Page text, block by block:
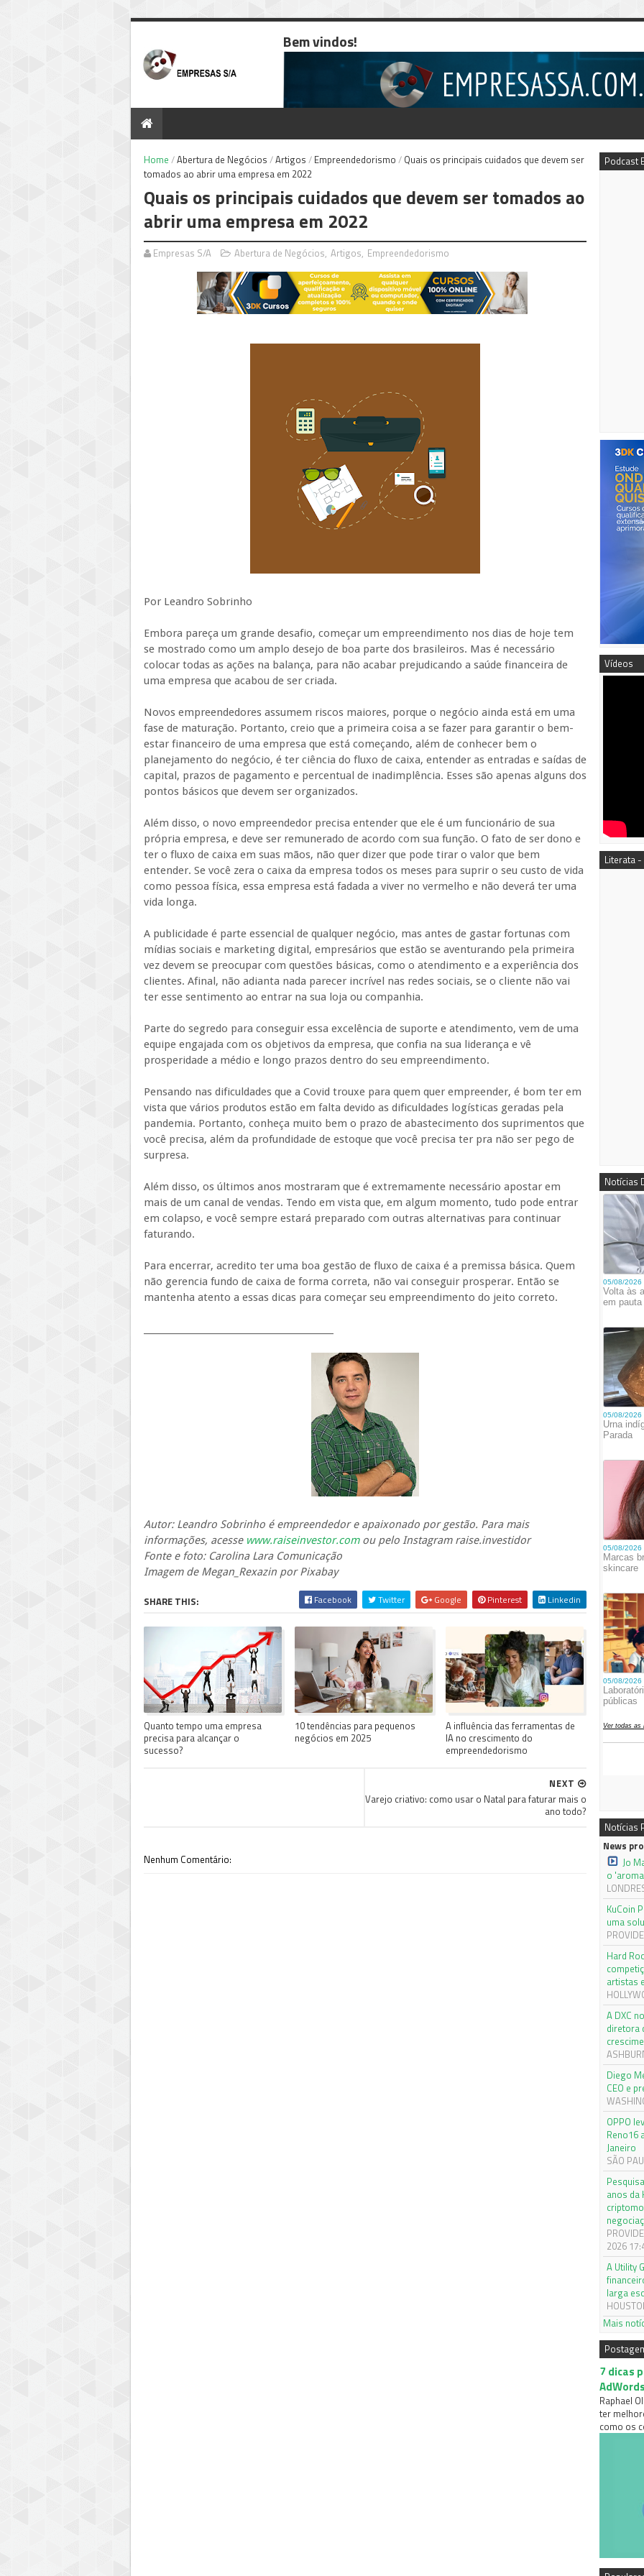
Bem vindos!
Home /Abertura de Negócios /Artigos / Empreendedorismo / Quais os principais cuidados que devem ser
tomados ao abrir uma empresa em 2022
Quais os principais cuidados que devem ser tomados ao
abrir uma empresa em 2022
Empresas S/A Abertura de Negócios, Artigos, Empreendedorismo
Por Leandro Sobrinho
Embora pareça um grande desafio, começar um empreendimento nos dias de hoje tem
se mostrado como um amplo desejo de boa parte dos brasileiros. Mas é necessário
colocar todas as ações na balança, para não acabar prejudicando a saúde financeira de
uma empresa que acabou de ser criada.
Novos empreendedores assumem riscos maiores, porque o negócio ainda está em uma
fase de maturação. Portanto, creio que a primeira coisa a se fazer para garantir o bem-
estar financeiro de uma empresa que está começando, além de conhecer bem o
planejamento do negócio, é ter ciência do fluxo de caixa, entender as entradas e saídas de
capital, prazos de pagamento e percentual de inadimplência. Esses são apenas alguns dos
pontos básicos que devem ser organizados.
Além disso, o novo empreendedor precisa entender que ele é um funcionário de sua
própria empresa, e deve ser remunerado de acordo com sua função. O fato de ser dono e
ter o fluxo de caixa em suas mãos, não quer dizer que pode tirar o valor que bem
entender. Se você zera o caixa da empresa todos os meses para suprir o seu custo de vida
como pessoa física, essa empresa está fadada a viver no vermelho e não deverá ter uma
vida longa.
A publicidade é parte essencial de qualquer negócio, mas antes de gastar fortunas com
mídias sociais e marketing digital, empresários que estão se aventurando pela primeira
vez devem se preocupar com questões básicas, como o atendimento e a experiência dos
clientes. Afinal, não adianta nada parecer incrível nas redes sociais, se o cliente não vai
ter esse sentimento ao entrar na sua loja ou companhia.
Parte do segredo para conseguir essa excelência de suporte e atendimento, vem de uma
equipe engajada com os objetivos da empresa, que confia na sua liderança e vê
prosperidade a médio e longo prazos dentro do seu empreendimento.
Pensando nas dificuldades que a Covid trouxe para quem quer empreender, é bom ter em
vista que vários produtos estão em falta devido as dificuldades logísticas geradas pela
pandemia. Portanto, conheça muito bem o prazo de abastecimento dos suprimentos que
você precisa, além da profundidade de estoque que você precisa ter pra não ser pego de
surpresa.
Além disso, os últimos anos mostraram que é extremamente necessário apostar em
mais de um canal de vendas. Tendo em vista que, em algum momento, tudo pode entrar
em colapso, e você sempre estará preparado com outras alternativas para continuar
faturando.
Para encerrar, acredito ter uma boa gestão de fluxo de caixa é a premissa básica. Quem
não gerencia fundo de caixa de forma correta, não vai conseguir prosperar. Então se
mantenha atento a essas dicas para começar seu empreendimento do jeito correto.
Autor: Leandro Sobrinho é empreendedor e apaixonado por gestão. Para mais
informações, acesse www.raiseinvestor.comou pelo Instagram raise.investidor
Fonte e foto: Carolina Lara Comunicação
Imagem de Megan_Rexazin por Pixabay
SHARE THIS: Facebook Twitter Google Pinterest Linkedin
Quanto tempo uma empresa
precisa para alcançar o
sucesso?
10 tendências para pequenos
negócios em 2025
A influência das ferramentas de
IA no crescimento do
empreendedorismo
NEXT
Varejo criativo: como usar o Natal para faturar mais o
ano todo?
Nenhum Comentário:
Podcast
Vídeos
Literata
Notícias
Notícias
News
Jo
o
KuCoin
uma
Hard
artistas
A DXC
diretora
Diego
CEO e
OPPO
Reno16
Janeiro
SÃO
anos da
2026
A Utility
larga
Mais
7 dicas
Raphael
ter
como os